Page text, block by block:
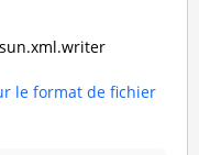
le format de fichier